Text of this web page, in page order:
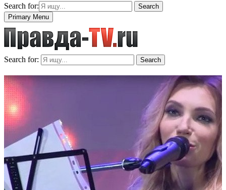
Search for:
Search
Primary Menu
Search for: Search